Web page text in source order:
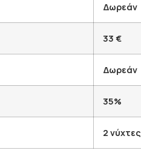
Δωρεάν
33 €
Δωρεάν
35%
2 νύχτες